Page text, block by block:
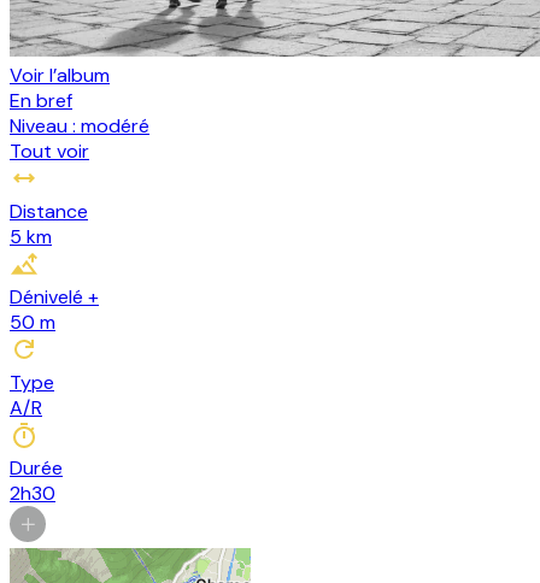
Voir l’album
En bref
Niveau : modéré
Tout voir
Distance
5 km
Dénivelé +
50 m
Type
A/R
Durée
2h30